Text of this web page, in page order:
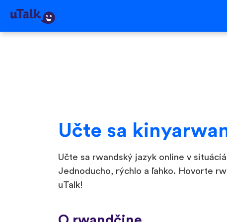
Učte sa
Učte sa rwandský jazyk online v
Jednoducho, rýchlo a ľahko. Hovorte
uTalk!